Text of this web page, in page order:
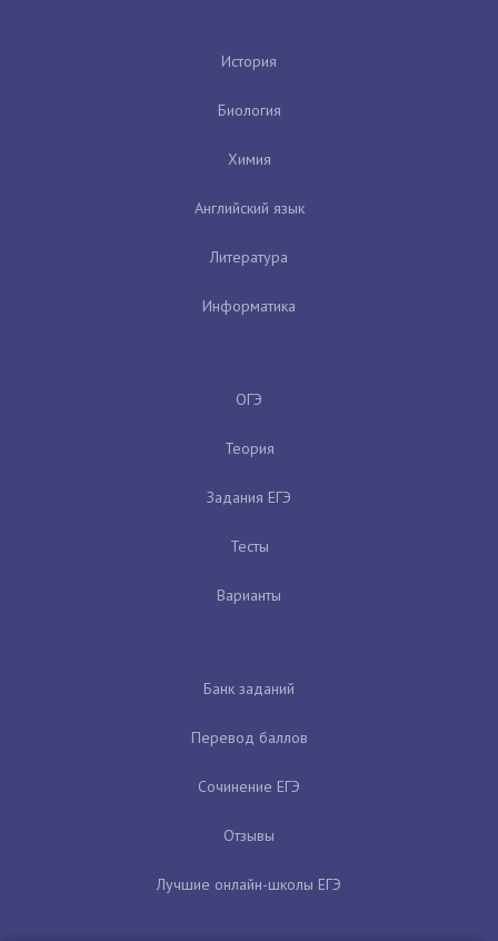
История
Биология
Химия
Английский язык
Литература
Информатика
ОГЭ
Теория
Задания ЕГЭ
Тесты
Варианты
Банк заданий
Перевод баллов
Сочинение ЕГЭ
Отзывы
Лучшие онлайн-школы ЕГЭ